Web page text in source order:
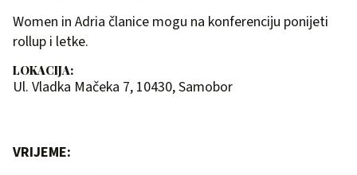
Women in Adria članice mogu na konferenciju ponijeti
rollup i letke.
LOKACIJA:
Ul. Vladka Mačeka 7, 10430, Samobor
VRIJEME: